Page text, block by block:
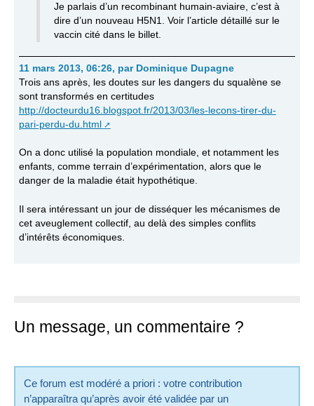
Je parlais d’un recombinant humain-aviaire, c’est à
dire d’un nouveau H5N1. Voir l’article détaillé sur le
vaccin cité dans le billet.
11 mars 2013, 06:26, par Dominique Dupagne
Trois ans après, les doutes sur les dangers du squalène se
sont transformés en certitudes
http://docteurdu16.blogspot.fr/2013/03/les-lecons-tirer-du-
pari-perdu-du.html
On a donc utilisé la population mondiale, et notamment les
enfants, comme terrain d’expérimentation, alors que le
danger de la maladie était hypothétique.
Il sera intéressant un jour de disséquer les mécanismes de
cet aveuglement collectif, au delà des simples conflits
d’intérêts économiques.
Un message, un commentaire ?
Ce forum est modéré a priori : votre contribution
n’apparaîtra qu’après avoir été validée par un